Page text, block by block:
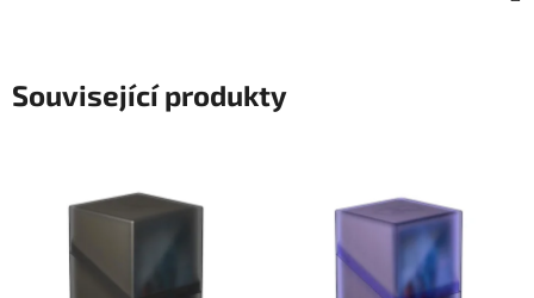
Související produkty